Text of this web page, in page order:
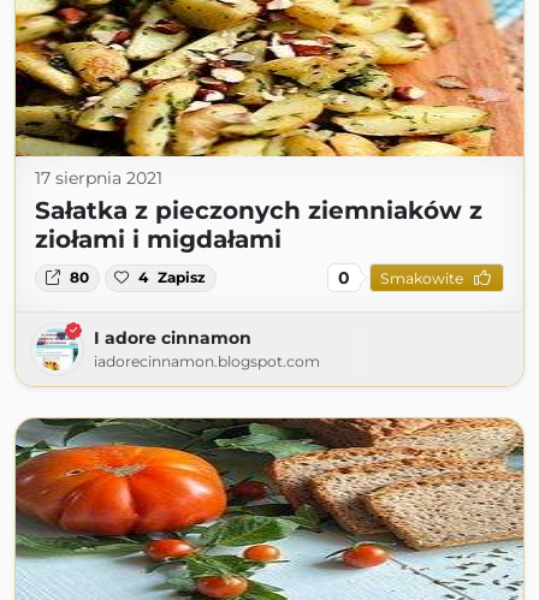
17 sierpnia 2021
Sałatka z pieczonych ziemniaków z
ziołami i migdałami
80 4 Zapisz 0 Smakowite
I adore cinnamon
iadorecinnamon.blogspot.com